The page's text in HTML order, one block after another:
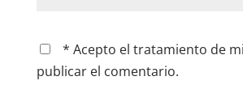
* Acepto el tratamiento de
publicar el comentario.